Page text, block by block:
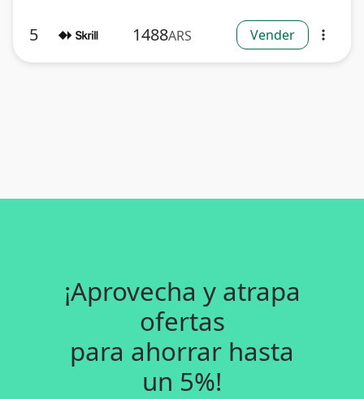
5 1488ARS Vender more_vert
¡Aprovecha y atrapa
ofertas
para ahorrar hasta
un 5%!